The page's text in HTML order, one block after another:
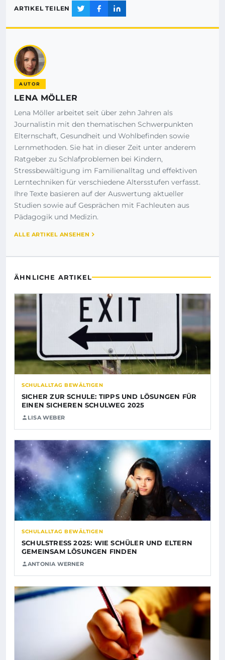
ARTIKEL TEILEN
AUTOR
LENA MÖLLER
Lena Möller arbeitet seit über zehn Jahren als
Journalistin mit den thematischen Schwerpunkten
Elternschaft, Gesundheit und Wohlbefinden sowie
Lernmethoden. Sie hat in dieser Zeit unter anderem
Ratgeber zu Schlafproblemen bei Kindern,
Stressbewältigung im Familienalltag und effektiven
Lerntechniken für verschiedene Altersstufen verfasst.
Ihre Texte basieren auf der Auswertung aktueller
Studien sowie auf Gesprächen mit Fachleuten aus
Pädagogik und Medizin.
ALLE ARTIKEL ANSEHEN
ÄHNLICHE ARTIKEL
SCHULALLTAG BEWÄLTIGEN
SICHER ZUR SCHULE: TIPPS UND LÖSUNGEN FÜR
EINEN SICHEREN SCHULWEG 2025
LISA WEBER
SCHULALLTAG BEWÄLTIGEN
SCHULSTRESS 2025: WIE SCHÜLER UND ELTERN
GEMEINSAM LÖSUNGEN FINDEN
ANTONIA WERNER